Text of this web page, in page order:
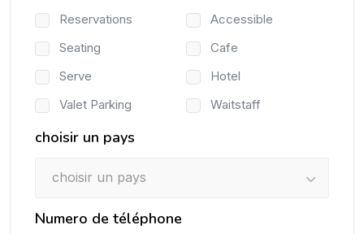
Reservations
Accessible
Seating
Cafe
Serve
Hotel
Valet Parking
Waitstaff
choisir un pays
choisir un pays
Numero de téléphone